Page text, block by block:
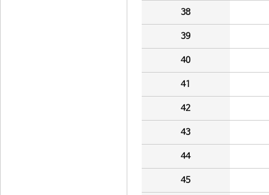
38
39
40
41
42
43
44
45